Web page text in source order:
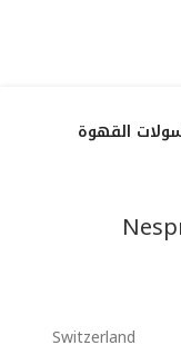
القهوة
Switzerland